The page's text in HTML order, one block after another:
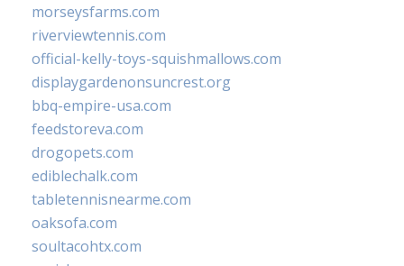
morseysfarms.com
riverviewtennis.com
official-kelly-toys-squishmallows.com
displaygardenonsuncrest.org
bbq-empire-usa.com
feedstoreva.com
drogopets.com
ediblechalk.com
tabletennisnearme.com
oaksofa.com
soultacohtx.com